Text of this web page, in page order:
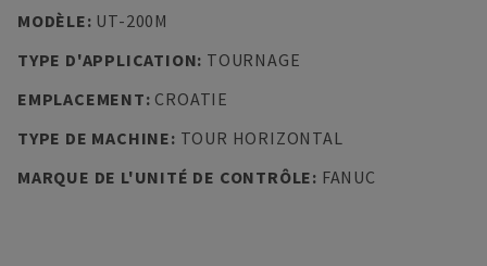
MODÈLE: UT-200M
TYPE D'APPLICATION: TOURNAGE
EMPLACEMENT: CROATIE
TYPE DE MACHINE: TOUR HORIZONTAL
MARQUE DE L'UNITÉ DE CONTRÔLE: FANUC